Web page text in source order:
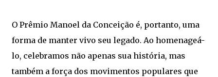
O Prêmio Manoel da Conceição é, portanto, uma
forma de manter vivo seu legado. Ao homenageá-
lo, celebramos não apenas sua história, mas
também a força dos movimentos populares que